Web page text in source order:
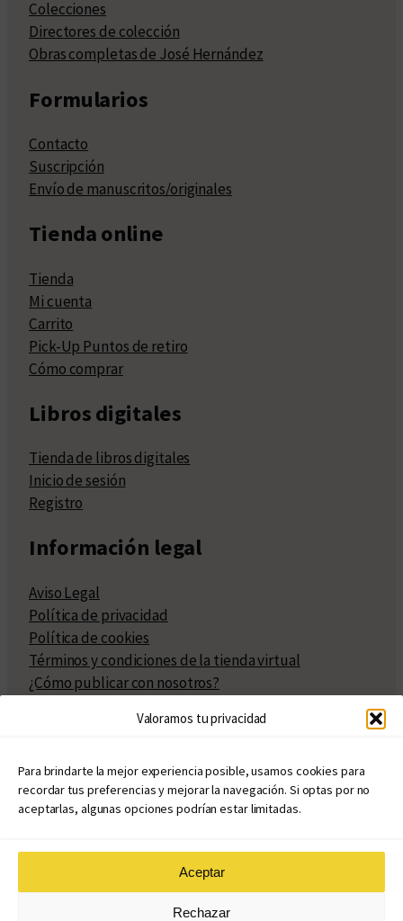
Valoramos tu privacidad
Para brindarte la mejor experiencia posible, usamos cookies para
recordar tus preferencias y mejorar la navegación. Si optas por no
aceptarlas, algunas opciones podrían estar limitadas.
Aceptar
Rechazar
Colecciones
Directores de colección
Obras completas de José Hernández
Formularios
Contacto
Suscripción
Envío de manuscritos/originales
Tienda online
Tienda
Mi cuenta
Carrito
Pick-Up Puntos de retiro
Cómo comprar
Libros digitales
Tienda de libros digitales
Inicio de sesión
Registro
Información legal
Aviso Legal
Política de privacidad
Política de cookies
Términos y condiciones de la tienda virtual
¿Cómo publicar con nosotros?
Políticas de publicación
Políticas de coedición
Atribuciones